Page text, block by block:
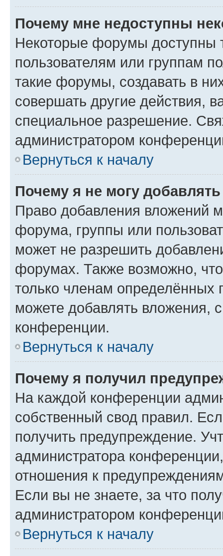
Почему мне недоступны
Некоторые форумы доступны
пользователям или группам
такие форумы, создавать в
совершать другие действия,
специальное разрешение.
администратором
Вернуться к началу
Почему я не могу
Право добавления вложений
форума, группы или
может не разрешить
форумах. Также возможно,
только членам определённых
можете добавлять вложения,
конференции.
Вернуться к началу
Почему я получил
На каждой конференции
собственный свод правил.
получить предупреждение.
администратора
отношения к
Если вы не знаете, за что
администратором
Вернуться к началу